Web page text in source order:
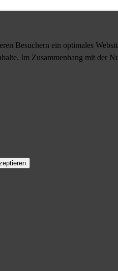
Besuchern ein optimales
Im Zusammenhang mit der